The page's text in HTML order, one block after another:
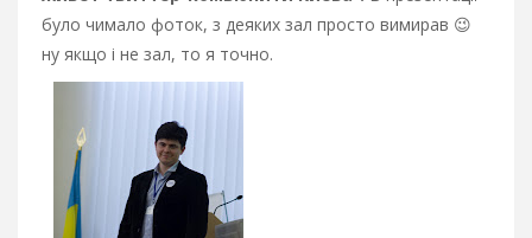
було чимало фоток, з деяких зал просто вимирав 😉
ну якщо і не зал, то я точно.